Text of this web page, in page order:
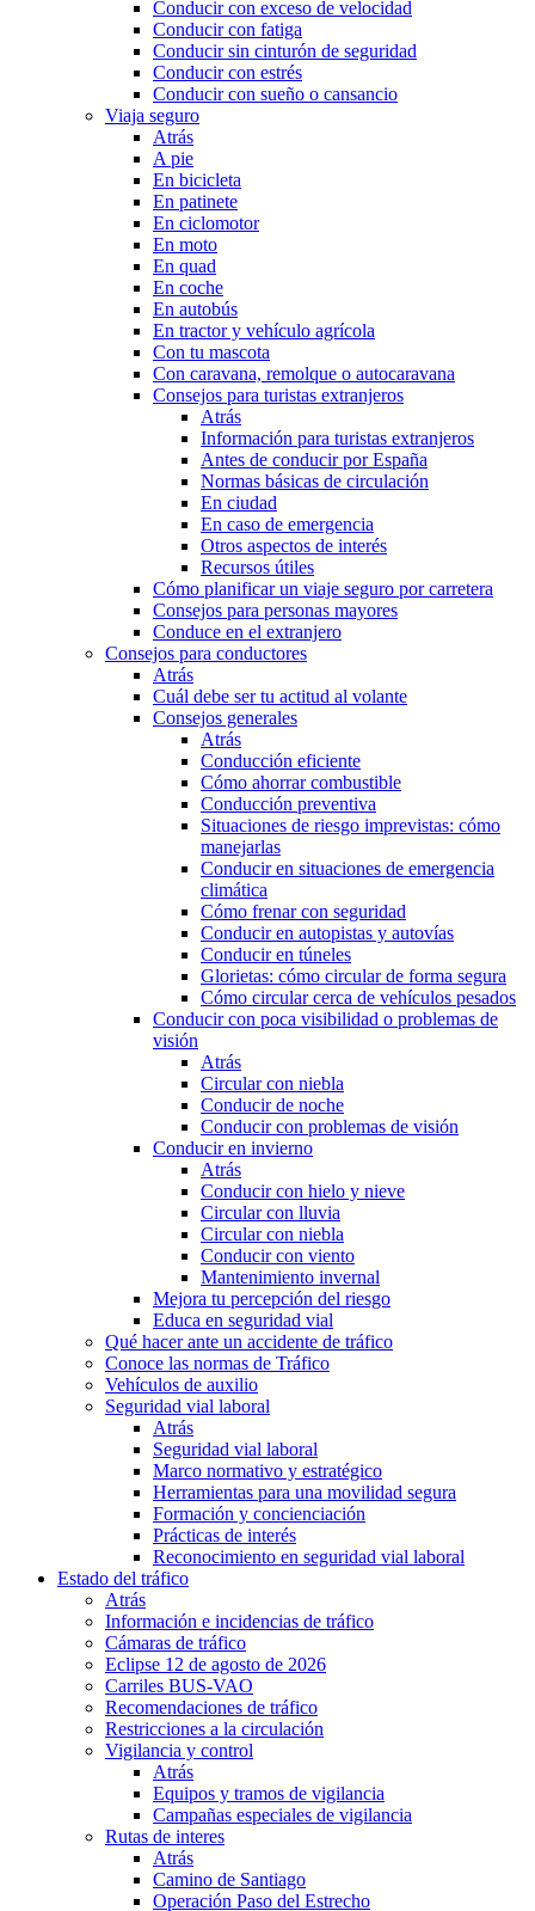
Conducir con exceso de velocidad
Conducir con fatiga
Conducir sin cinturón de seguridad
Conducir con estrés
Conducir con sueño o cansancio
Viaja seguro
Atrás
A pie
En bicicleta
En patinete
En ciclomotor
En moto
En quad
En coche
En autobús
En tractor y vehículo agrícola
Con tu mascota
Con caravana, remolque o autocaravana
Consejos para turistas extranjeros
Atrás
Información para turistas extranjeros
Antes de conducir por España
Normas básicas de circulación
En ciudad
En caso de emergencia
Otros aspectos de interés
Recursos útiles
Cómo planificar un viaje seguro por carretera
Consejos para personas mayores
Conduce en el extranjero
Consejos para conductores
Atrás
Cuál debe ser tu actitud al volante
Consejos generales
Atrás
Conducción eficiente
Cómo ahorrar combustible
Conducción preventiva
Situaciones de riesgo imprevistas: cómo
manejarlas
Conducir en situaciones de emergencia
climática
Cómo frenar con seguridad
Conducir en autopistas y autovías
Conducir en túneles
Glorietas: cómo circular de forma segura
Cómo circular cerca de vehículos pesados
Conducir con poca visibilidad o problemas de
visión
Atrás
Circular con niebla
Conducir de noche
Conducir con problemas de visión
Conducir en invierno
Atrás
Conducir con hielo y nieve
Circular con lluvia
Circular con niebla
Conducir con viento
Mantenimiento invernal
Mejora tu percepción del riesgo
Educa en seguridad vial
Qué hacer ante un accidente de tráfico
Conoce las normas de Tráfico
Vehículos de auxilio
Seguridad vial laboral
Atrás
Seguridad vial laboral
Marco normativo y estratégico
Herramientas para una movilidad segura
Formación y concienciación
Prácticas de interés
Reconocimiento en seguridad vial laboral
Estado del tráfico
Atrás
Información e incidencias de tráfico
Cámaras de tráfico
Eclipse 12 de agosto de 2026
Carriles BUS-VAO
Recomendaciones de tráfico
Restricciones a la circulación
Vigilancia y control
Atrás
Equipos y tramos de vigilancia
Campañas especiales de vigilancia
Rutas de interes
Atrás
Camino de Santiago
Operación Paso del Estrecho